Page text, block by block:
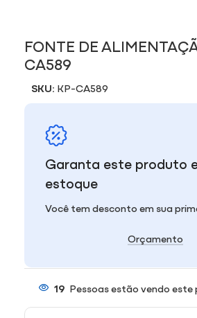
FONTE DE
CA589
SKU: KP-CA589
Garanta este produto
estoque
Você tem desconto em sua
Orçamento
19 Pessoas estão vendo